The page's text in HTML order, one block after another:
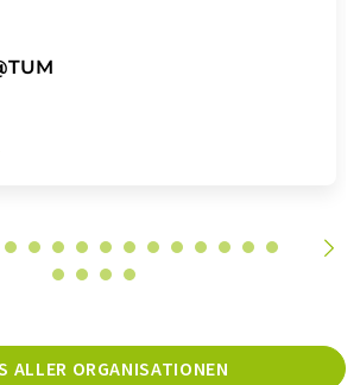
ALLER ORGANISATIONEN